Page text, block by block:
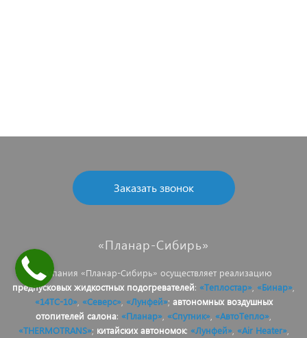
Заказать звонок
«Планар-Сибирь»
Компания «Планар-Сибирь» осуществляет реализацию
предпусковых жидкостных подогревателей: «Теплостар» «Бинар»
«14ТС-10», «Северс», «Лунфей»; автономных воздушных
отопителей салона: «Планар» «Спутник» «АвтоТепло»
«THERMOTRANS»; китайских автономок: «Лунфей», «Air Heater»,